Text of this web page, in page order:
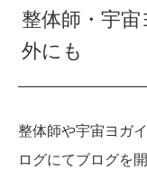
整体師・宇
外にも
整体師や宇宙ヨガ
ログにてブログを